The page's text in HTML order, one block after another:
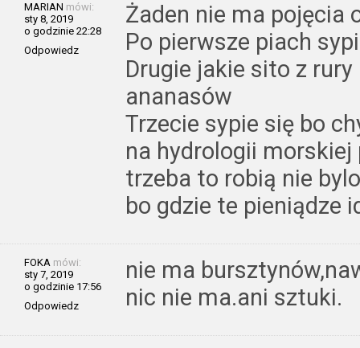
MARIAN mówi:
sty 8, 2019
o godzinie 22:28
Odpowiedz
Żaden nie ma pojęcia
Po pierwsze piach
Drugie jakie sito z
ananasów
Trzecie sypie się bo
na hydrologii
trzeba to robią nie
bo gdzie te pieniądze
FOKA mówi:
sty 7, 2019
o godzinie 17:56
Odpowiedz
nie ma
nic nie ma.ani sztuki.